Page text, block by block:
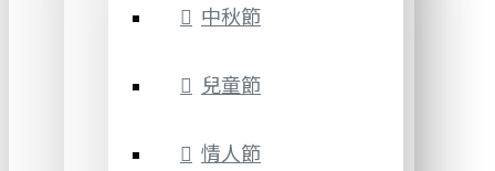
中秋節
兒童節
情人節